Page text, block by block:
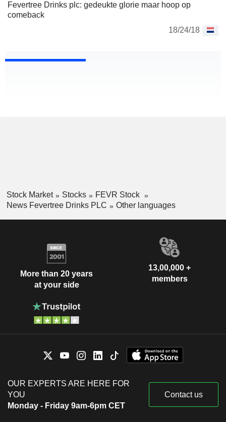
Fevertree Drinks plc: gedeukte glorie maar hoop op
comeback
18/24/18
Stock Market Stocks
FEVR Stock
News Fevertree Drinks PLC
Other languages
More than 20 years
at your side
13,00,000 +
members
OUR EXPERTS ARE HERE FOR
YOU
Monday - Friday 9am-6pm CET
Contact us